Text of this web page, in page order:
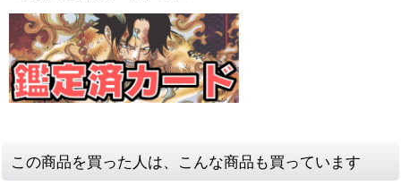
この商品を買った人は、こんな商品も買っています